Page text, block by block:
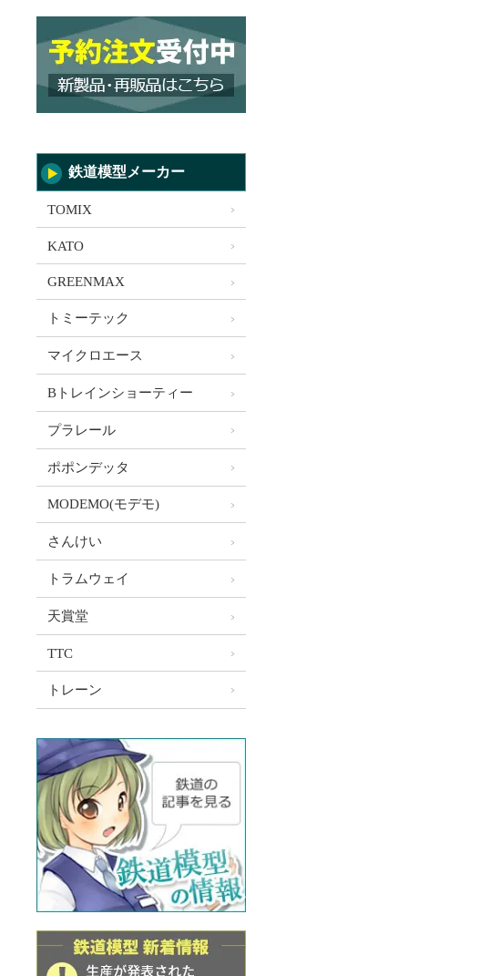
鉄道模型メーカー
TOMIX
KATO
GREENMAX
トミーテック
マイクロエース
Bトレインショーティー
プラレール
ポポンデッタ
MODEMO(モデモ)
さんけい
トラムウェイ
天賞堂
TTC
トレーン